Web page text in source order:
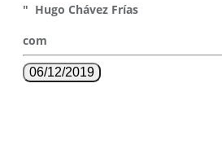
" Hugo Chávez Frías
com
06/12/2019